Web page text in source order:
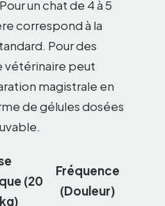
un chat de 4 à 5
correspond à la
Pour des
vétérinaire peut
magistrale en
de gélules dosées
(20
Fréquence
(Douleur)